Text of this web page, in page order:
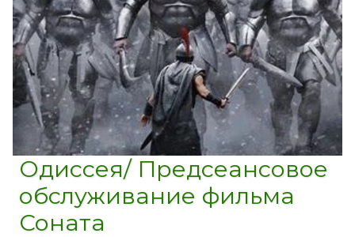
Одиссея/ Предсеансовое
обслуживание фильма
Соната